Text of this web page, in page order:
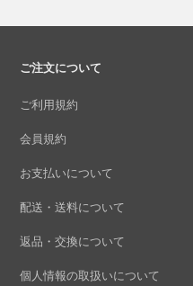
ご注文について
ご利用規約
会員規約
お支払いについて
配送・送料について
返品・交換について
個人情報の取扱いについて